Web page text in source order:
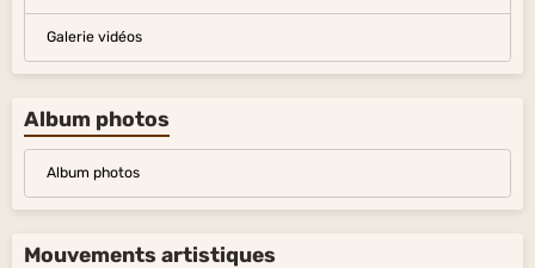
Galerie vidéos
Album photos
Album photos
Mouvements artistiques